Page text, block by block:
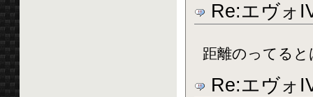
Re:エヴォ
距離のってる
Re:エヴォ